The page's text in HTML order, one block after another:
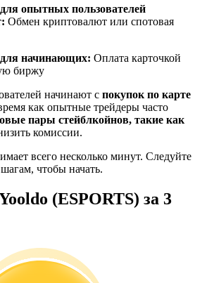
данных, включая торговую информацию
опытных пользователей
Обмен криптовалют или спотовая
начинающих: Оплата карточкой
биржу
начинают с покупок по карте
как опытные трейдеры часто
пары стейблкойнов, такие как
комиссии.
всего несколько минут. Следуйте
чтобы начать.
(ESPORTS) за 3